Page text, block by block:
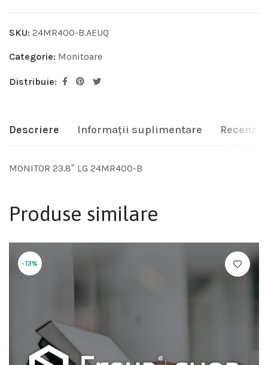
SKU: 24MR400-B.AEUQ
Categorie: Monitoare
Distribuie:
Descriere Informații suplimentare Recenzii
MONITOR 23.8″ LG 24MR400-B
Produse similare
-13%